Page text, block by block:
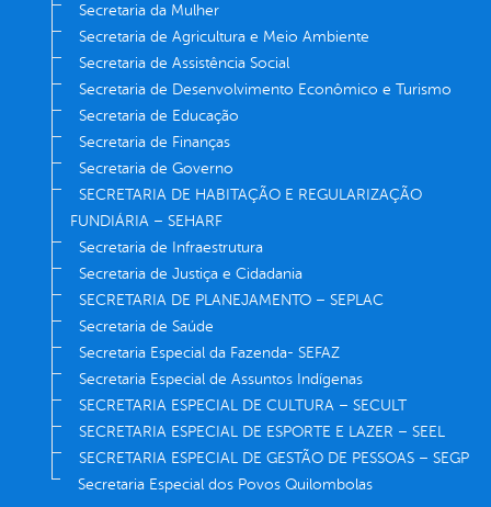
Secretaria da Mulher
Secretaria de Agricultura e Meio Ambiente
Secretaria de Assistência Social
Secretaria de Desenvolvimento Econômico e Turismo
Secretaria de Educação
Secretaria de Finanças
Secretaria de Governo
SECRETARIA DE HABITAÇÃO E REGULARIZAÇÃO
FUNDIÁRIA – SEHARF
Secretaria de Infraestrutura
Secretaria de Justiça e Cidadania
SECRETARIA DE PLANEJAMENTO – SEPLAC
Secretaria de Saúde
Secretaria Especial da Fazenda- SEFAZ
Secretaria Especial de Assuntos Indígenas
SECRETARIA ESPECIAL DE CULTURA – SECULT
SECRETARIA ESPECIAL DE ESPORTE E LAZER – SEEL
SECRETARIA ESPECIAL DE GESTÃO DE PESSOAS – SEGP
Secretaria Especial dos Povos Quilombolas